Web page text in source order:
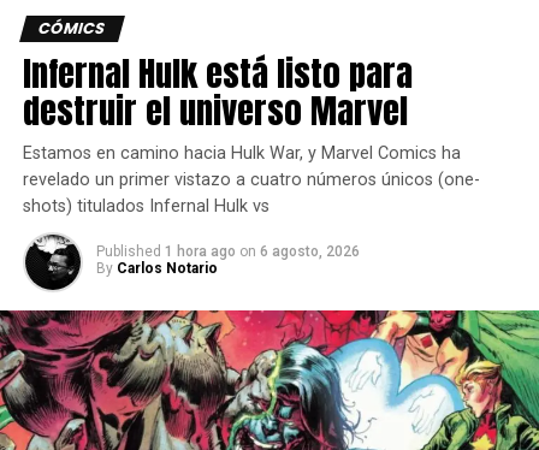
plataforma:
PlayStation | Big Games Big Deals | 23 de abril – 7 de
mayo
Like a Dragon: Pirate Yakuza in Hawaii – hasta un
25% de descuento
Demon Slayer -Kimetsu no Yaiba- The Hinokami
Sonic Frontiers Digital Deluxe Edition – 70% de
descuento
Bayonetta & Vanquish 10th Anniversary Bundle –
75% de descuento
CÓMICS
Infernal Hulk está listo para
destruir el universo Marvel
Estamos en camino hacia Hulk War, y Marvel Comics ha
revelado un primer vistazo a cuatro números únicos (one-
shots) titulados Infernal Hulk vs
Published 1 hora ago on 6 agosto, 2026
By Carlos Notario